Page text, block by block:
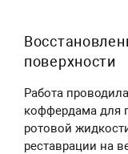
поверхности
Работа
коффердама для
ротовой
реставрации на